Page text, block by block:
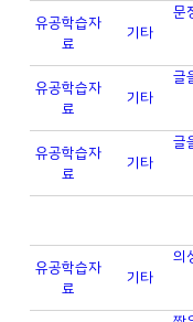
유공학습자
료
기타
문
유공학습자
료
기타
글
유공학습자
료
기타
글
유공학습자
료
기타
의